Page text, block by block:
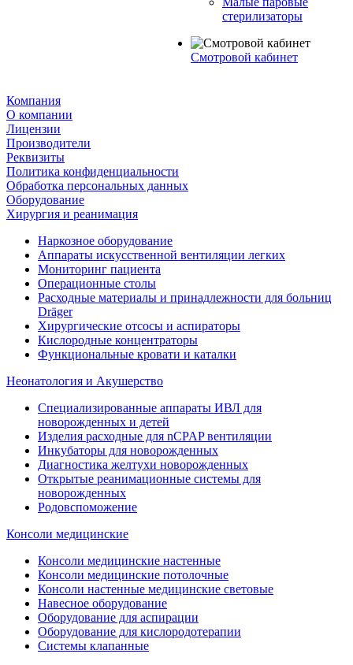
стерилизаторы
Смотровой кабинет
Компания
О компании
Лицензии
Производители
Реквизиты
Политика конфиденциальности
Обработка персональных данных
Оборудование
Хирургия и реанимация
Наркозное оборудование
Аппараты искусственной вентиляции легких
Мониторинг пациента
Операционные столы
Расходные материалы и принадлежности для больниц
Dräger
Хирургические отсосы и аспираторы
Кислородные концентраторы
Функциональные кровати и каталки
Неонатология и Акушерство
Специализированные аппараты ИВЛ для
новорожденных и детей
Изделия расходные для nCPAP вентиляции
Инкубаторы для новорожденных
Диагностика желтухи новорожденных
Открытые реанимационные системы для
новорожденных
Родовспоможение
Консоли медицинские
Консоли медицинские настенные
Консоли медицинские потолочные
Консоли настенные медицинские световые
Навесное оборудование
Оборудование для аспирации
Оборудование для кислородотерапии
Системы клапанные